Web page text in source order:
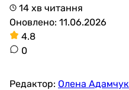
14 хв читання
Оновлено: 11.06.2026
4.8
0
Редактор: Олена Адамчук